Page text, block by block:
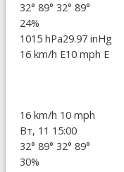
32° 89° 32° 89°
24%
1015 hPa29.97 inHg
16 km/h E10 mph E
16 km/h 10 mph
Вт, 11 15:00
32° 89° 32° 89°
30%